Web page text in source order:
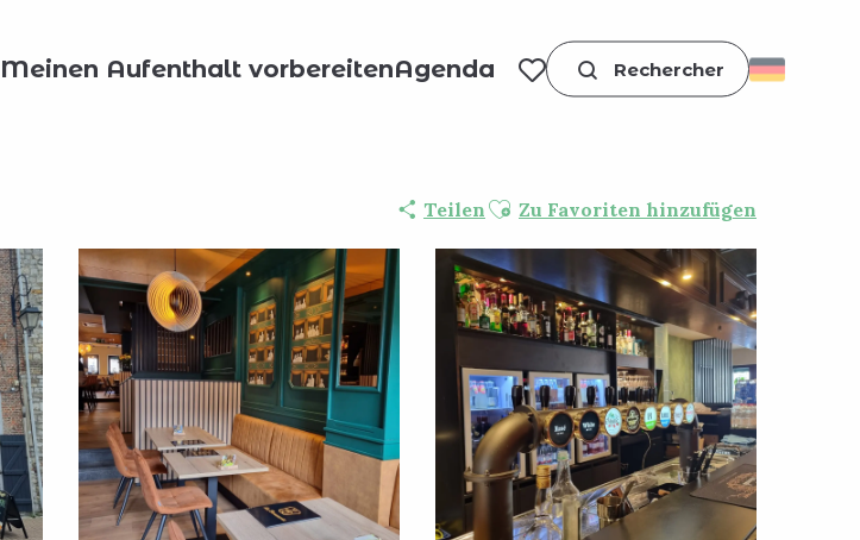
Voir les favoris
Suche
Meinen Aufenthalt vorbereitenAgenda
Teilen Ajouter aux favoris
Zu Favoriten hinzufügen